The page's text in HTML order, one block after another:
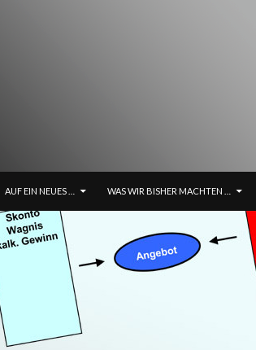
AUF EIN NEUES …
WAS WIR BISHER MACHTEN …